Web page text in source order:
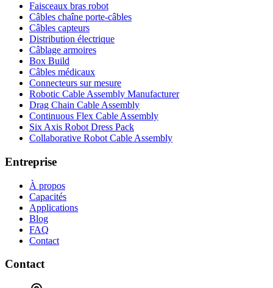
Faisceaux bras robot
Câbles chaîne porte-câbles
Câbles capteurs
Distribution électrique
Câblage armoires
Box Build
Câbles médicaux
Connecteurs sur mesure
Robotic Cable Assembly Manufacturer
Drag Chain Cable Assembly
Continuous Flex Cable Assembly
Six Axis Robot Dress Pack
Collaborative Robot Cable Assembly
Entreprise
À propos
Capacités
Applications
Blog
FAQ
Contact
Contact